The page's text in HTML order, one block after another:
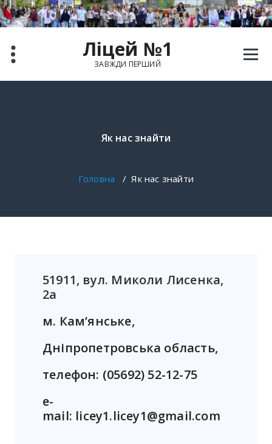
Ліцей №1
ЗАВЖДИ ПЕРШИЙ
Як нас знайти
Головна /Як нас знайти
51911, вул. Миколи Лисенка,
2а
м. Кам’янське,
Дніпропетровська область,
телефон: (05692) 52-12-75
e-
mail: licey1.licey1@gmail.com